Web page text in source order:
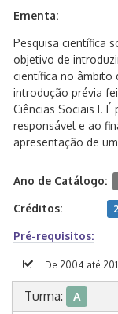
Ementa:
Pesquisa científica
objetivo de
científica no âmbito
introdução prévia
Ciências Sociais I.
responsável e ao
apresentação de
Ano de Catálogo:
Créditos: 2
Pré-requisitos:
De 2004 até
Turma: A